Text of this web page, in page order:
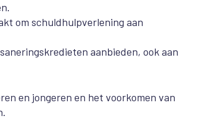
om schuldhulpverlening aan
aanbieden, ook aan
en jongeren en het voorkomen van